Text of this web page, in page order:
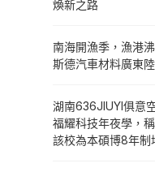
煥新之路
南海開漁季，漁港
斯德汽車材料廣東
湖南636JIUYI俱意
福耀科技年夜學，
該校為本碩博8年制